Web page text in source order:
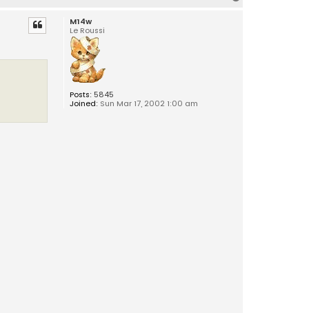
M14w
Le Roussi
Posts: 5845
Joined: Sun Mar 17, 2002 1:00 am